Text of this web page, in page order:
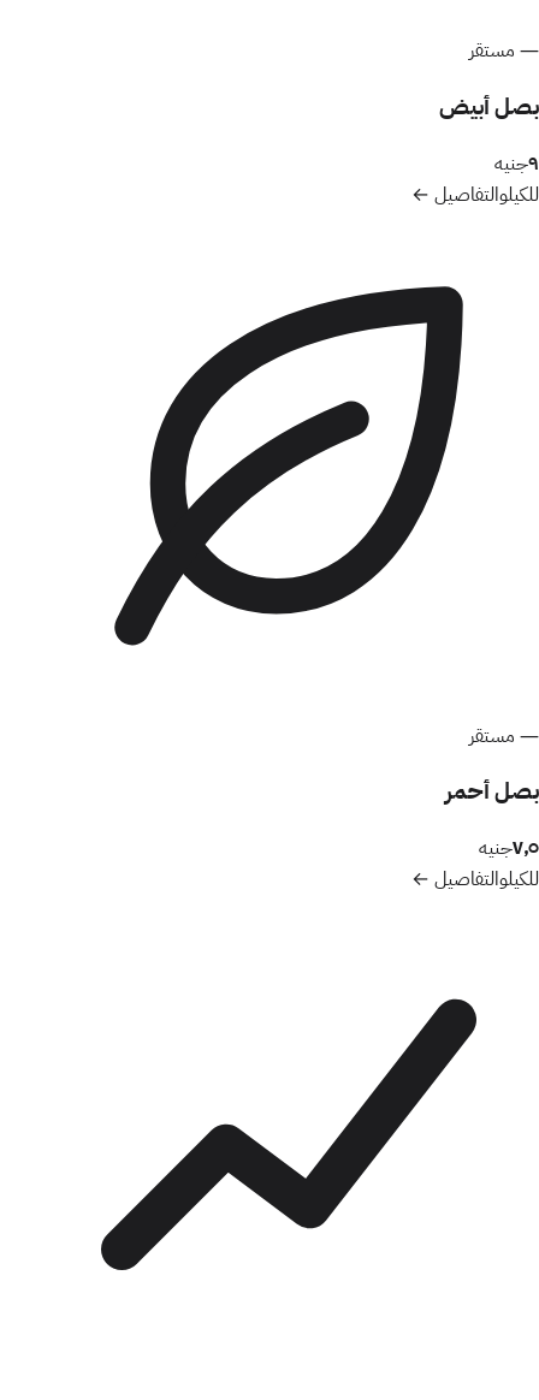
— مستقر
بصل أبيض
٩جنيه
للكيلوالتفاصيل ←
— مستقر
بصل أحمر
٧٫٥جنيه
للكيلوالتفاصيل ←